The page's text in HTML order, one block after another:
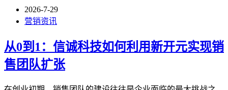
2026-7-29
营销资讯
从0到1：信诚科技如何利用新开元实现销
售团队扩张